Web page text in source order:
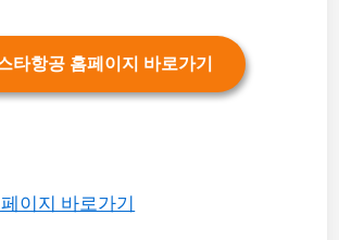
타항공 홈페이지 바로가기
이지 바로가기